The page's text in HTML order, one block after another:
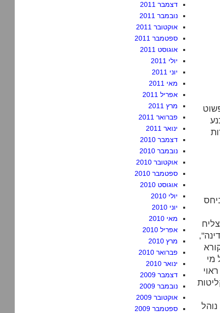
מי
דצמבר 2011
נובמבר 2011
אוקטובר 2011
ספטמבר 2011
אוגוסט 2011
יולי 2011
יוני 2011
מאי 2011
אפריל 2011
מרץ 2011
פברואר 2011
ינואר 2011
דצמבר 2010
נובמבר 2010
אוקטובר 2010
ספטמבר 2010
אוגוסט 2010
יולי 2010
יוני 2010
מאי 2010
אפריל 2010
מרץ 2010
פברואר 2010
ינואר 2010
דצמבר 2009
נובמבר 2009
אוקטובר 2009
ספטמבר 2009